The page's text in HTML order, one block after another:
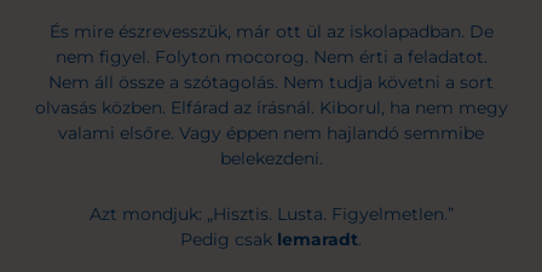
És mire észrevesszük, már ott ül az iskolapadban. De
nem figyel. Folyton mocorog. Nem érti a feladatot.
Nem áll össze a szótagolás. Nem tudja követni a sort
olvasás közben. Elfárad az írásnál. Kiborul, ha nem megy
valami elsőre. Vagy éppen nem hajlandó semmibe
belekezdeni.
Azt mondjuk: „Hisztis. Lusta. Figyelmetlen.”
Pedig csak lemaradt.